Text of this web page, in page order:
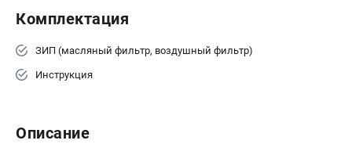
Комплектация
ЗИП (масляный фильтр, воздушный фильтр)
Инструкция
Описание